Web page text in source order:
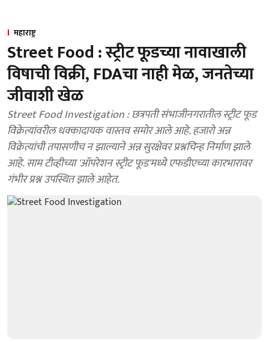
महाराष्ट्र
Street Food : स्ट्रीट फूडच्या नावाखाली
विषाची विक्री, FDAचा नाही मेळ, जनतेच्या
जीवाशी खेळ
Street Food Investigation : छत्रपती संभाजीनगरातील स्ट्रीट फूड
विक्रेत्यांवरील धक्कादायक वास्तव समोर आले आहे. हजारो अन्न
विक्रेत्यांची तपासणीच न झाल्याने अन्न सुरक्षेवर प्रश्नचिन्ह निर्माण झाले
आहे. साम टीव्हीच्या 'ऑपरेशन स्ट्रीट फूड'मध्ये एफडीएच्या कारभारावर
गंभीर प्रश्न उपस्थित झाले आहेत.